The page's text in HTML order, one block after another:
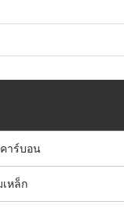
าร์บอน
หล็ก